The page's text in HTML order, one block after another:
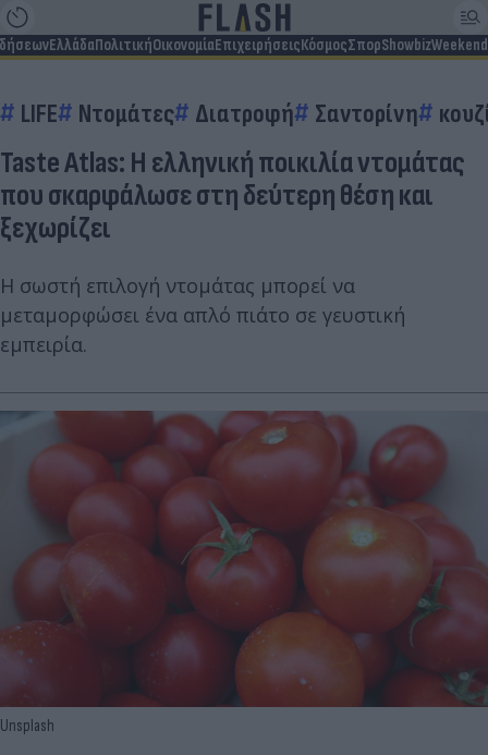
ΕλλάδαΠολιτικήΟικονομίαΕπιχειρήσειςΚόσμοςΣπορShowbizWeekend
LIFE Ντομάτες Διατροφή Σαντορίνη
Taste Atlas: Η ελληνική ποικιλία ντομάτας
που σκαρφάλωσε στη δεύτερη θέση και
ξεχωρίζει
Η σωστή επιλογή ντομάτας μπορεί να
μεταμορφώσει ένα απλό πιάτο σε γευστική
εμπειρία.
Unsplash